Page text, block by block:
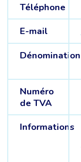
Téléphone
E-mail
Dénomination
Numéro
de TVA
Informations